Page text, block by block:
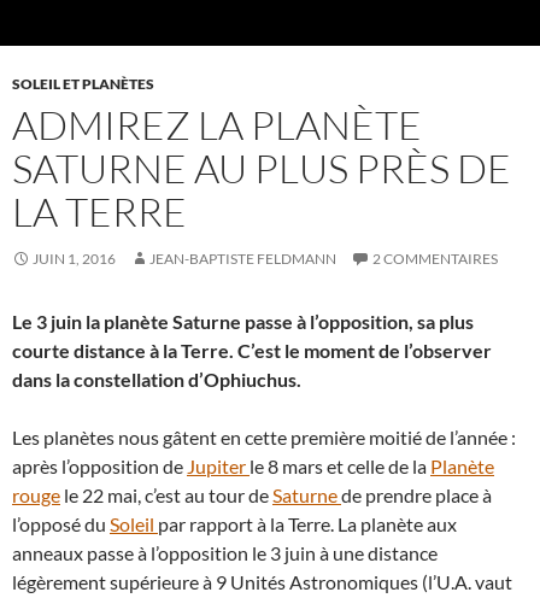
SOLEIL ET PLANÈTES
ADMIREZ LA PLANÈTE
SATURNE AU PLUS PRÈS DE
LA TERRE
JUIN 1, 2016 JEAN-BAPTISTE FELDMANN 2 COMMENTAIRES
Le 3 juin la planète Saturne passe à l’opposition, sa plus
courte distance à la Terre. C’est le moment de l’observer
dans la constellation d’Ophiuchus.
Les planètes nous gâtent en cette première moitié de l’année :
après l’opposition de Jupiter le 8 mars et celle de la Planète
rouge le 22 mai, c’est au tour deSaturnede prendre place à
l’opposé du Soleil par rapport à la Terre. La planète aux
anneaux passe à l’opposition le 3 juin à une distance
légèrement supérieure à 9 Unités Astronomiques (l’U.A. vaut